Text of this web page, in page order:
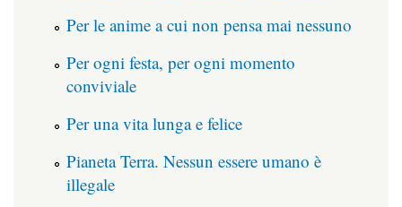
Per le anime a cui non pensa mai nessuno
Per ogni festa, per ogni momento
conviviale
Per una vita lunga e felice
Pianeta Terra. Nessun essere umano è
illegale